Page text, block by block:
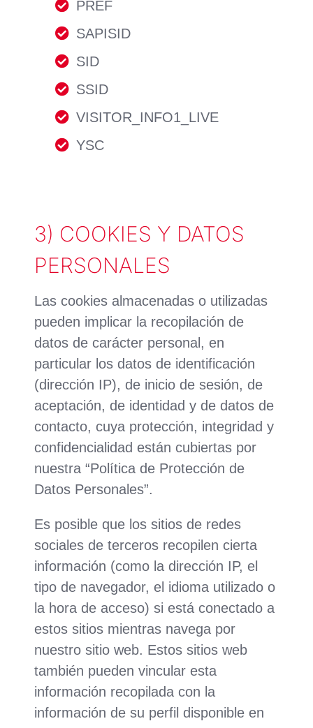
PREF
SAPISID
SID
SSID
VISITOR_INFO1_LIVE
YSC
3) COOKIES Y DATOS
PERSONALES
Las cookies almacenadas o utilizadas
pueden implicar la recopilación de
datos de carácter personal, en
particular los datos de identificación
(dirección IP), de inicio de sesión, de
aceptación, de identidad y de datos de
contacto, cuya protección, integridad y
confidencialidad están cubiertas por
nuestra “Política de Protección de
Datos Personales”.
Es posible que los sitios de redes
sociales de terceros recopilen cierta
información (como la dirección IP, el
tipo de navegador, el idioma utilizado o
la hora de acceso) si está conectado a
estos sitios mientras navega por
nuestro sitio web. Estos sitios web
también pueden vincular esta
información recopilada con la
información de su perfil disponible en